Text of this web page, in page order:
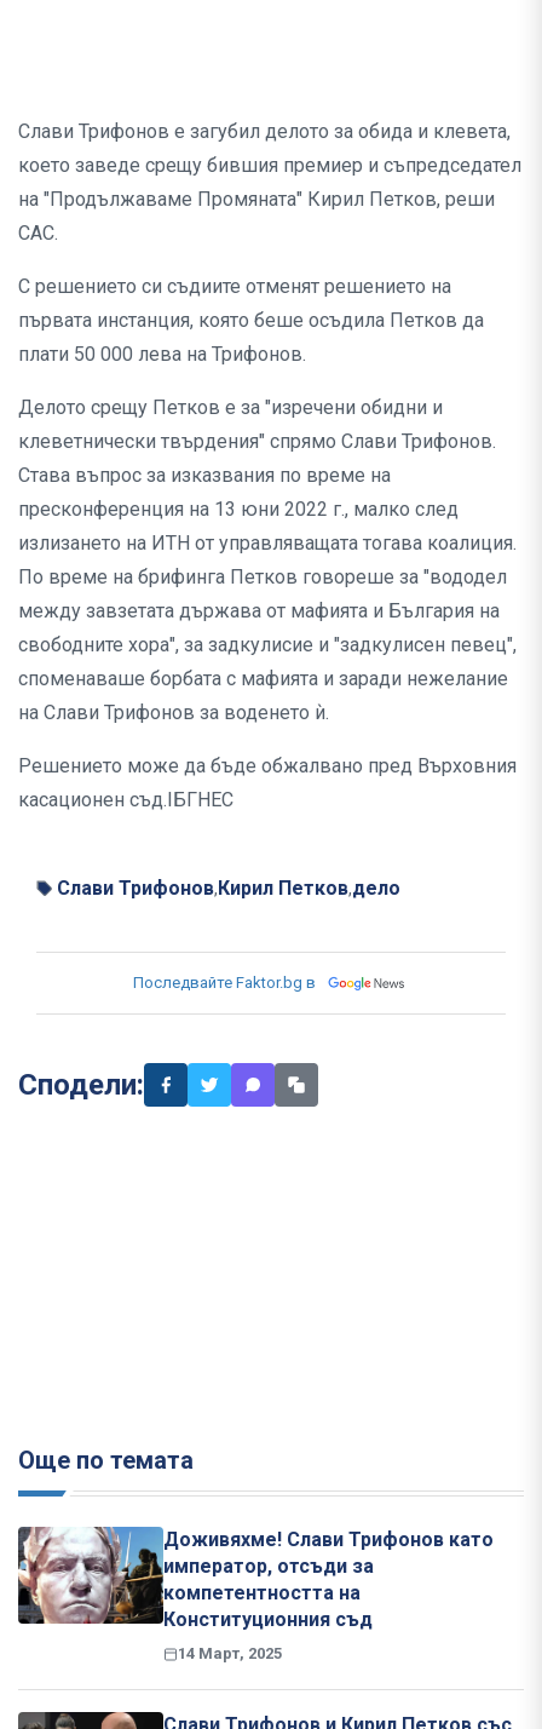
Слави Трифонов е загубил делото за обида и клевета,
което заведе срещу бившия премиер и съпредседател
на "Продължаваме Промяната" Кирил Петков, реши
САС.
С решението си съдиите отменят решението на
първата инстанция, която беше осъдила Петков да
плати 50 000 лева на Трифонов.
Делото срещу Петков е за "изречени обидни и
клеветнически твърдения" спрямо Слави Трифонов.
Става въпрос за изказвания по време на
пресконференция на 13 юни 2022 г., малко след
излизането на ИТН от управляващата тогава коалиция.
По време на брифинга Петков говореше за "вододел
между завзетата държава от мафията и България на
свободните хора", за задкулисие и "задкулисен певец",
споменаваше борбата с мафията и заради нежелание
на Слави Трифонов за воденето ѝ.
Решението може да бъде обжалвано пред Върховния
касационен съд.IБГНЕС
Слави Трифонов, Кирил Петков,дело
Последвайте Faktor.bg в
Сподели:
Още по темата
Доживяхме! Слави Трифонов като
император, отсъди за
компетентността на
Конституционния съд
14 Март, 2025